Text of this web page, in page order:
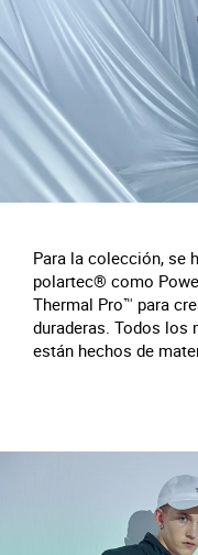
Para la colección, se
polartec® como
Thermal Pro™ para
duraderas. Todos los
están hechos de